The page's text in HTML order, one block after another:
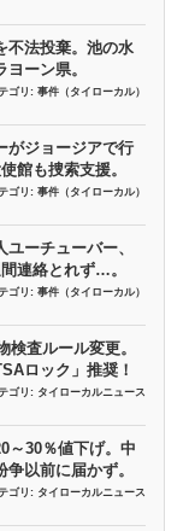
不法投棄。池の水
ーン県。
ゴリ: 事件（タイローカル）
がジョージアで行
館も捜索支援。
ゴリ: 事件（タイローカル）
ーチューバー、
連絡とれず…。
ゴリ: 事件（タイローカル）
検査ルール変更。
ロック」推奨！
ゴリ: タイローカルニュース
～30％値下げ。中
以前に届かず。
ゴリ: タイローカルニュース